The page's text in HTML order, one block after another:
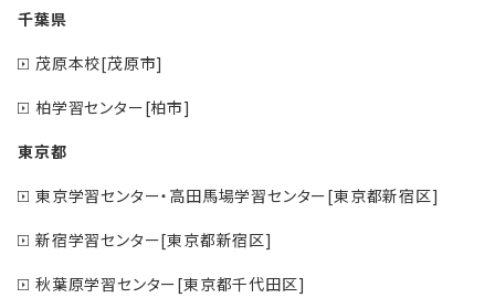
千葉県
茂原本校[茂原市]
柏学習センター[柏市]
東京都
東京学習センター・高田馬場学習センター[東京都新宿区]
新宿学習センター[東京都新宿区]
秋葉原学習センター[東京都千代田区]